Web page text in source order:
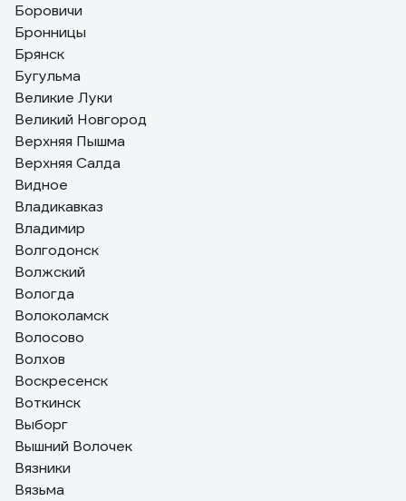
Боровичи
Бронницы
Брянск
Бугульма
Великие Луки
Великий Новгород
Верхняя Пышма
Верхняя Салда
Видное
Владикавказ
Владимир
Волгодонск
Волжский
Вологда
Волоколамск
Волосово
Волхов
Воскресенск
Воткинск
Выборг
Вышний Волочек
Вязники
Вязьма